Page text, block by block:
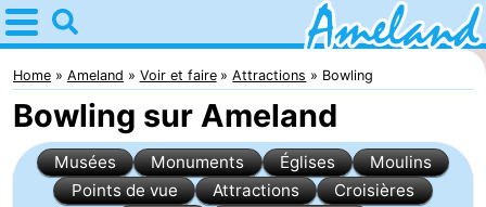
Home
Ameland
Astuces
Avec
Home Ameland Voir et faire Attractions Bowling
Bowling sur Ameland
Musées Monuments Églises
Moulins
Points de vue
Attractions
Croisières